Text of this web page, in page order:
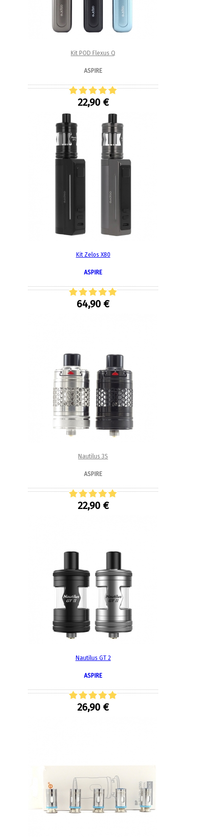
Kit POD Flexus Q
ASPIRE
22,90 €
Kit Zelos X80
ASPIRE
64,90 €
Nautilus 3S
ASPIRE
22,90 €
Nautilus GT 2
ASPIRE
26,90 €